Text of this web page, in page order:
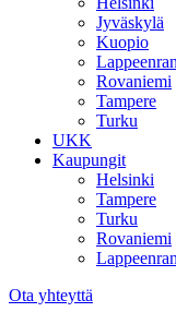
Jyväskylä
Kuopio
Rovaniemi
Tampere
Turku
UKK
Kaupungit
Helsinki
Tampere
Turku
Rovaniemi
Ota yhteyttä